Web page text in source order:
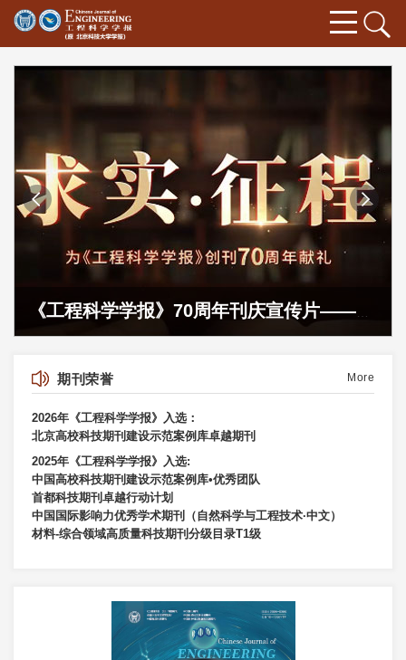
期刊荣誉 More
2026年《工程科学学报》入选：
北京高校科技期刊建设示范案例库卓越期刊
2025年《工程科学学报》入选:
中国高校科技期刊建设示范案例库•优秀团队
首都科技期刊卓越行动计划
中国国际影响力优秀学术期刊（自然科学与工程技术·中文）
材料-综合领域高质量科技期刊分级目录T1级